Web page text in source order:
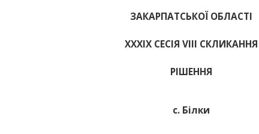
ЗАКАРПАТСЬКОЇ ОБЛАСТІ
ХХХІХ СЕСІЯ VIII СКЛИКАННЯ
РІШЕННЯ
с. Білки